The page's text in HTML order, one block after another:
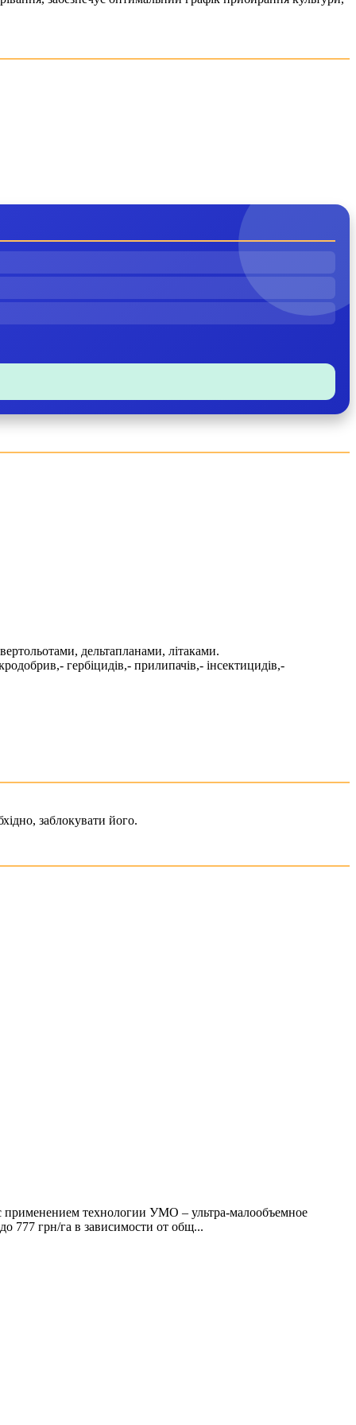
дельтапланами, літаками.
гербіцидів,- прилипачів,- інсектицидів,-
заблокувати його.
технологии УМО – ультра-малообъемное
777 грн/га в зависимости от общ...